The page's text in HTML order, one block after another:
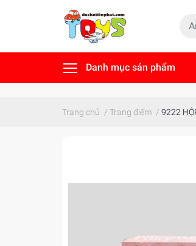
Danh mục sản phẩm
Trang chủ / Trang điểm / 9222